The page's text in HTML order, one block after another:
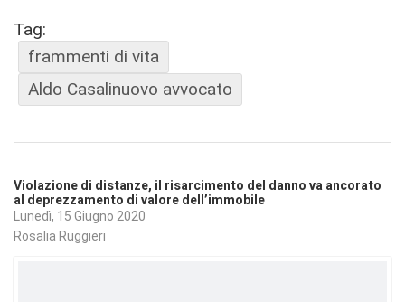
Tag:
frammenti di vita
Aldo Casalinuovo avvocato
Violazione di distanze, il risarcimento del danno va ancorato
al deprezzamento di valore dell’immobile
Lunedì, 15 Giugno 2020
Rosalia Ruggieri